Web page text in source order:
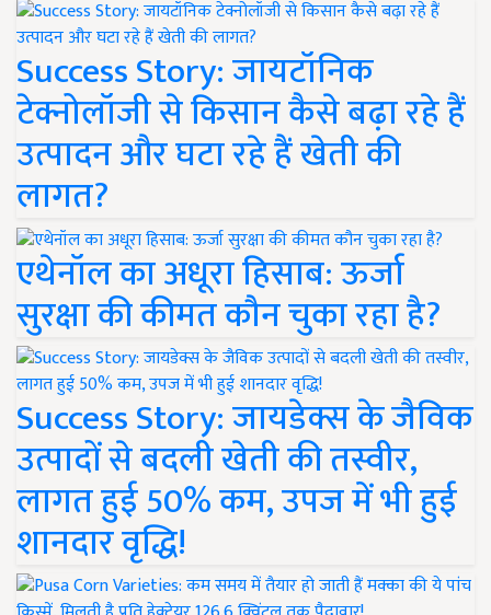
Success Story: जायटॉनिक
टेक्नोलॉजी से किसान कैसे बढ़ा रहे हैं
उत्पादन और घटा रहे हैं खेती की
लागत?
एथेनॉल का अधूरा हिसाब: ऊर्जा
सुरक्षा की कीमत कौन चुका रहा है?
Success Story: जायडेक्स के जैविक
उत्पादों से बदली खेती की तस्वीर,
लागत हुई 50% कम, उपज में भी हुई
शानदार वृद्धि!